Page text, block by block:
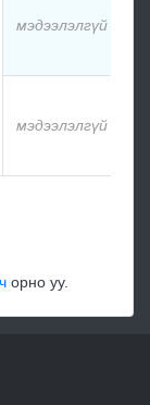
мэдээлэлгүй
мэдээлэлгүй
орно уу.